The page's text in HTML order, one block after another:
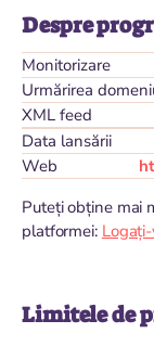
Despre
Monitorizare
Urmărirea
XML feed
Data lansării
Web
Puteți obține mai
platformei:
Limitele de